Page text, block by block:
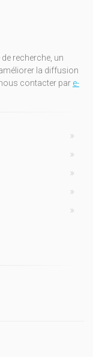
recherche, un
la diffusion
contacter par e-